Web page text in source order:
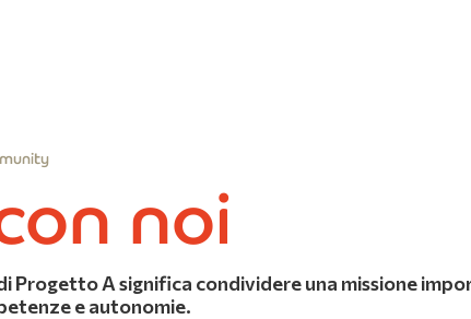
noi
Progetto A significa condividere una missione
e autonomie.